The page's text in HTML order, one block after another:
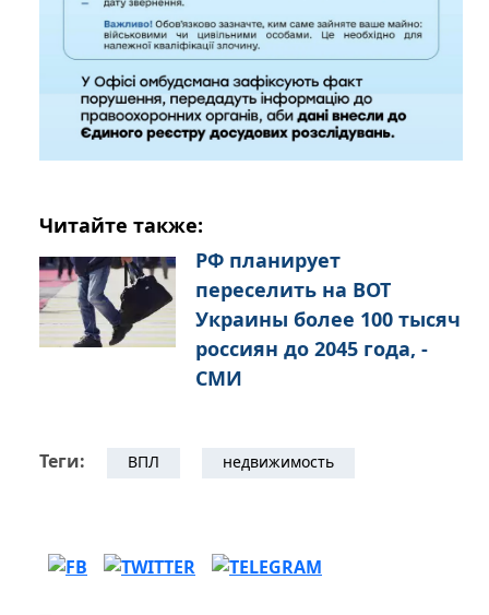
Читайте также:
РФ планирует
переселить на ВОТ
Украины более 100 тысяч
россиян до 2045 года, -
СМИ
Теги: ВПЛ недвижимость